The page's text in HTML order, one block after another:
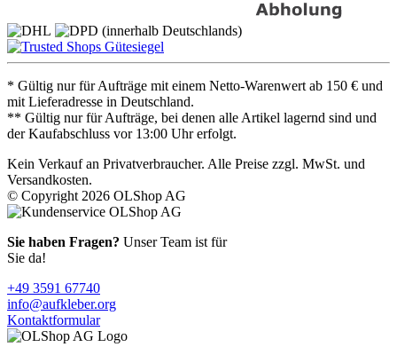
* Gültig nur für Aufträge mit einem Netto-Warenwert ab 150 € und
mit Lieferadresse in Deutschland.
** Gültig nur für Aufträge, bei denen alle Artikel lagernd sind und
der Kaufabschluss vor 13:00 Uhr erfolgt.
Kein Verkauf an Privatverbraucher. Alle Preise zzgl. MwSt. und
Versandkosten.
© Copyright 2026 OLShop AG
Sie haben Fragen? Unser Team ist für
Sie da!
+49 3591 67740
info@aufkleber.org
Kontaktformular